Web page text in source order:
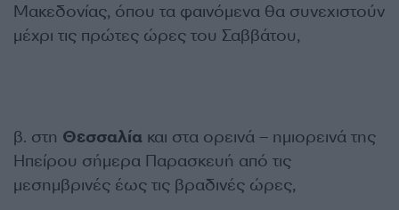
Μακεδονίας, όπου τα φαινόμενα θα συνεχιστούν
μέχρι τις πρώτες ώρες του Σαββάτου,
β. στη Θεσσαλία και στα ορεινά – ημιορεινά της
Ηπείρου σήμερα Παρασκευή από τις
μεσημβρινές έως τις βραδινές ώρες,